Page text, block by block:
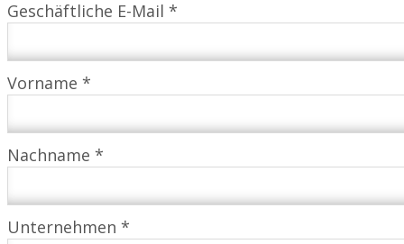
Geschäftliche E-Mail *
Vorname *
Nachname *
Unternehmen *